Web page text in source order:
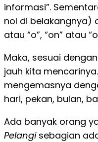
informasi”.
nol di belakangnya)
atau “o”, “on” atau
Maka, sesuai
jauh kita
mengemasnya
hari, pekan, bulan,
Ada banyak orang
Pelangi sebagian